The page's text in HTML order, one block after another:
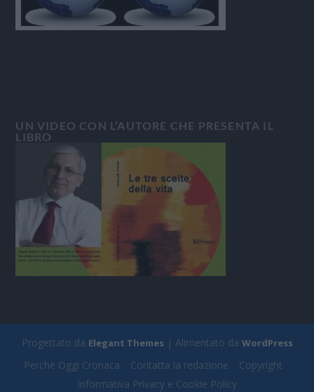
UN VIDEO CON L’AUTORE CHE PRESENTA IL
LIBRO
Progettato da Elegant Themes| Alimentato da WordPress
Perchè Oggi Cronaca Contatta la redazione
Copyright
Informativa Privacy e Cookie Policy